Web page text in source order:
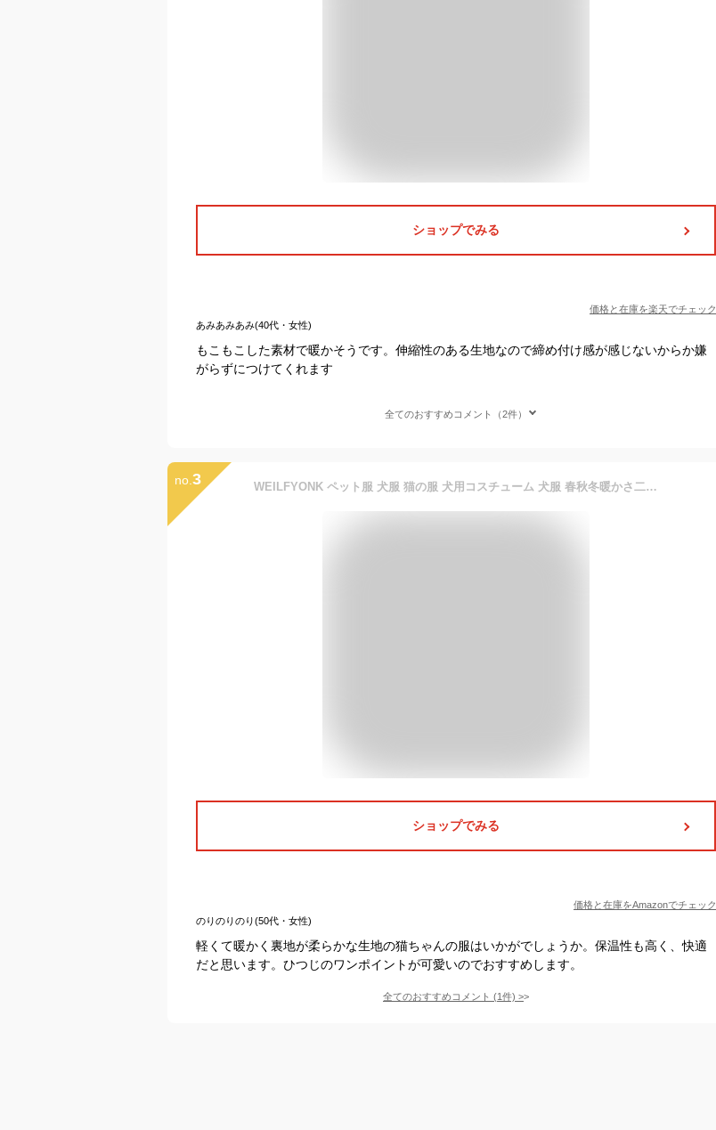
ショップでみる
価格と在庫を楽天でチェック
あみあみあみ(40代・女性)
もこもこした素材で暖かそうです。伸縮性のある生地なので締め付け感が感じないからか嫌
がらずにつけてくれます
全てのおすすめコメント（2件）
no. 3 WEILFYONK ペット服 犬服 猫の服 犬用コスチューム 犬服 春秋冬暖かさ二本足可愛い おしゃれ中小型犬服ペット猫コスチューム (グレー, M)
ショップでみる
価格と在庫をAmazonでチェック
のりのりのり(50代・女性)
軽くて暖かく裏地が柔らかな生地の猫ちゃんの服はいかがでしょうか。保温性も高く、快適
だと思います。ひつじのワンポイントが可愛いのでおすすめします。
全てのおすすめコメント (1件) >